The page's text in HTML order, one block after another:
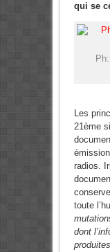
qui se
Les
21ème
radios.
toute
dont